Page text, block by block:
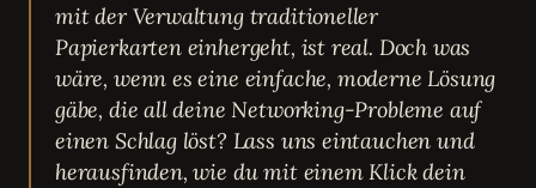
mit der Verwaltung traditioneller
Papierkarten einhergeht, ist real. Doch was
wäre, wenn es eine einfache, moderne Lösung
gäbe, die all deine Networking-Probleme auf
einen Schlag löst? Lass uns eintauchen und
herausfinden, wie du mit einem Klick dein